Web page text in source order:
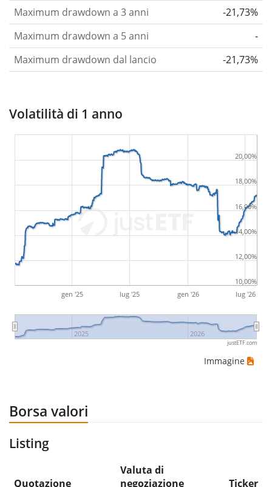
Maximum drawdown a 3 anni
-21,73%
Maximum drawdown a 5 anni
-
Maximum drawdown dal lancio
-21,73%
Volatilità di 1 anno
gen '25 lug '25 gen '26 lug '26
2025 2026
10,00%
12,00%
14,00%
16,00%
18,00%
20,00%
justETF.com
Immagine
Borsa valori
Listing
Quotazione
Valuta di
negoziazione
Ticker